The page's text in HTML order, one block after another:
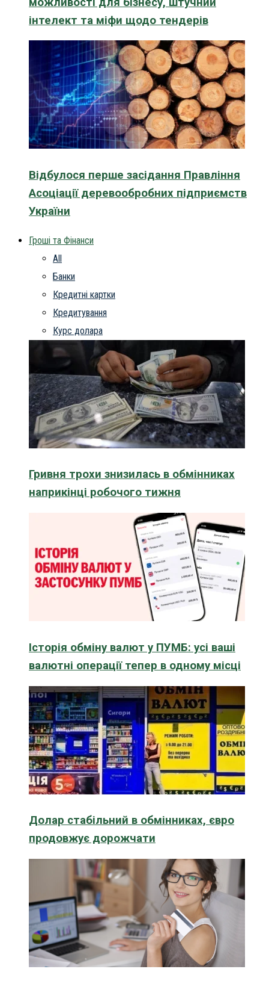
інтелект та міфи щодо тендерів
Відбулося перше засідання Правління
Асоціації деревообробних підприємств
України
Гроші та Фінанси
All
Банки
Кредитні картки
Кредитування
Курс долара
Гривня трохи знизилась в обмінниках
наприкінці робочого тижня
Історія обміну валют у ПУМБ: усі ваші
валютні операції тепер в одному місці
Долар стабільний в обмінниках, євро
продовжує дорожчати